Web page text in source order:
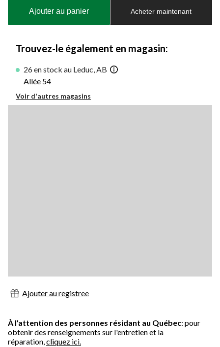
à
Ajouter au panier Acheter maintenant
Trouvez-le également en magasin:
26 en stock au Leduc, AB
Allée 54
Voir d'autres magasins
Ajouter au registree
À l'attention des personnes résidant au Québec: pour
obtenir des renseignements sur l'entretien et la
réparation,cliquez ici.